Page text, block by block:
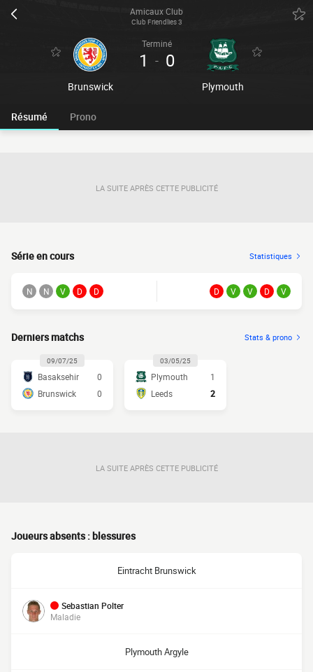
Amicaux Club
Club Friendlies 3
Brunswick
Terminé
1 - 0
Plymouth
Résumé Prono
LA SUITE APRÈS CETTE PUBLICITÉ
Série en cours Statistiques
N N V D D D V V D V
Derniers matchs Stats & prono
09/07/25
Basaksehir
0
Brunswick
0
03/05/25
Plymouth
1
Leeds
2
LA SUITE APRÈS CETTE PUBLICITÉ
Joueurs absents : blessures
Eintracht Brunswick
Sebastian Polter
Maladie
Plymouth Argyle